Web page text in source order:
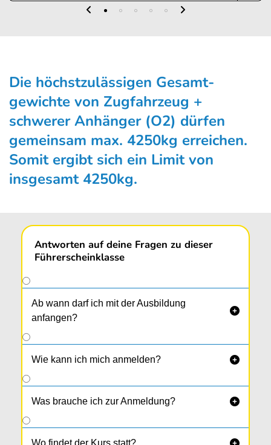
Die höchstzulässigen Gesamt­
gewichte von Zugfahrzeug +
schwerer Anhänger (O2) dürfen
gemeinsam max. 4250kg erreichen.
Somit ergibt sich ein Limit von
insgesamt 4250kg.
Antworten auf deine Fragen zu dieser
Führerscheinklasse
Ab wann darf ich mit der Ausbildung
anfangen?

Wie kann ich mich anmelden? 
Was brauche ich zur Anmeldung? 